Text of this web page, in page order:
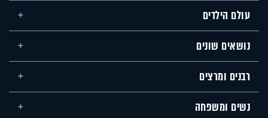
עולם הילדים
נושאים שונים
רבנים ומרצים
נשים ומשפחה